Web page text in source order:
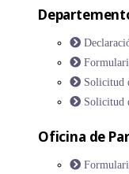
Solicitud
Solicitud
Oficina de